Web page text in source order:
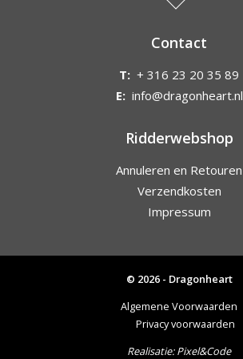
Contact
T: + 316 23 20 35 89
E: info@dragonheart.nl
Ridderwebshop
Annuleren en Retouren
Verzendkosten
Impressum
© 2026 - Dragonheart
Algemene Voorwaarden
Privacy voorwaarden
Realisatie:Pixel&Code